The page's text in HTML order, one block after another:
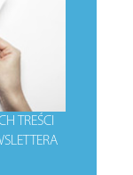
TREŚCI